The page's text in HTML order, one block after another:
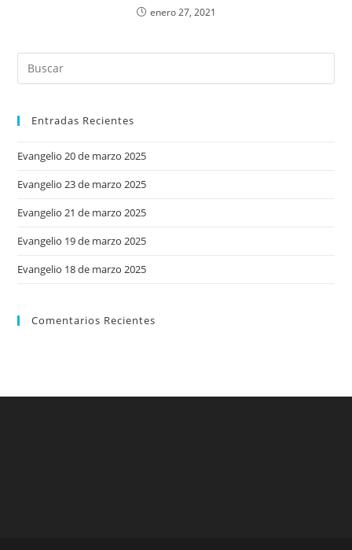
enero 27, 2021
Entradas Recientes
Evangelio 20 de marzo 2025
Evangelio 23 de marzo 2025
Evangelio 21 de marzo 2025
Evangelio 19 de marzo 2025
Evangelio 18 de marzo 2025
Comentarios Recientes